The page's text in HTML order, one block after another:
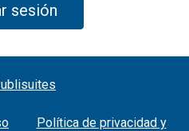
sesión
Política de privacidad y